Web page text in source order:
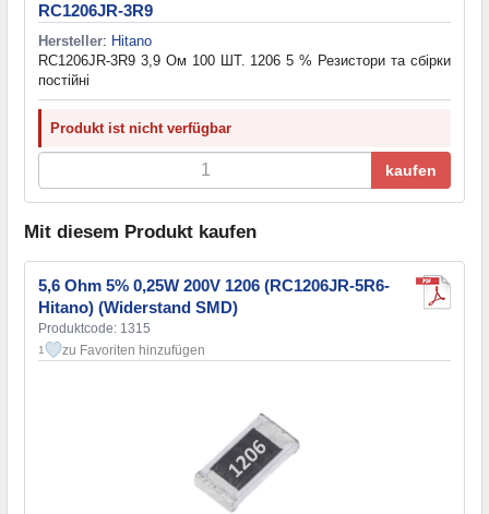
RC1206JR-3R9
Hersteller: Hitano
RC1206JR-3R9 3,9 Ом 100 ШТ. 1206 5 % Резистори та cбірки
постійні
Produkt ist nicht verfügbar
kaufen
Mit diesem Produkt kaufen
5,6 Ohm 5% 0,25W 200V 1206 (RC1206JR-5R6-
Hitano) (Widerstand SMD)
Produktcode: 1315
1 zu Favoriten hinzufügen